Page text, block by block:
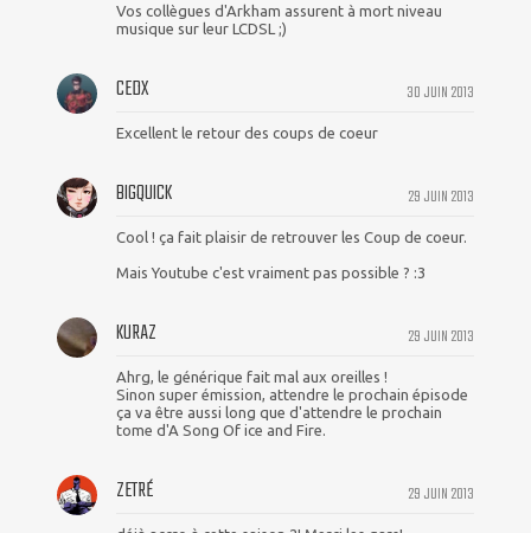
Vos collègues d'Arkham assurent à mort niveau
musique sur leur LCDSL ;)
30 JUIN 2013
CEDX
Excellent le retour des coups de coeur
29 JUIN 2013
BIGQUICK
Cool ! ça fait plaisir de retrouver les Coup de coeur.
Mais Youtube c'est vraiment pas possible ? :3
29 JUIN 2013
KURAZ
Ahrg, le générique fait mal aux oreilles !
Sinon super émission, attendre le prochain épisode
ça va être aussi long que d'attendre le prochain
tome d'A Song Of ice and Fire.
29 JUIN 2013
ZETRÉ